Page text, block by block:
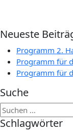
Neueste
Programm 2.
Programm für
Programm für
Suche
Suchen
nach:
Schlagwörter